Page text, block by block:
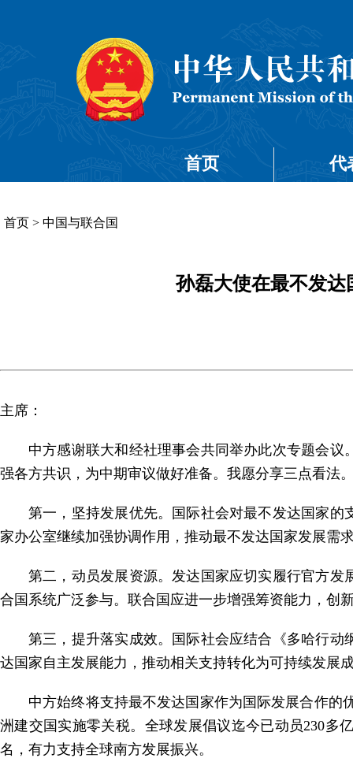
首页 代
首页 > 中国与联合国
孙磊大使在最不发
主席：
中方感谢联大和经社理事会共同举办此次专题会
强各方共识，为中期审议做好准备。我愿分享三点看法
第一，坚持发展优先。国际社会对最不发达国家
家办公室继续加强协调作用，推动最不发达国家发展需
第二，动员发展资源。发达国家应切实履行官方
合国系统广泛参与。联合国应进一步增强筹资能力，创
第三，提升落实成效。国际社会应结合《多哈行
达国家自主发展能力，推动相关支持转化为可持续发展
中方始终将支持最不发达国家作为国际发展合作的
洲建交国实施零关税。全球发展倡议迄今已动员230多
名，有力支持全球南方发展振兴。